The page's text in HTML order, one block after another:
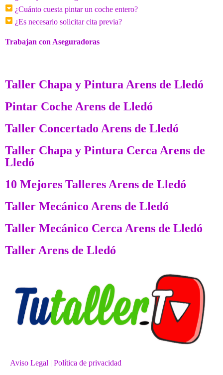
¿Cuánto cuesta pintar un coche entero?
¿Es necesario solicitar cita previa?
Trabajan con Aseguradoras
Taller Chapa y Pintura Arens de Lledó
Pintar Coche Arens de Lledó
Taller Concertado Arens de Lledó
Taller Chapa y Pintura Cerca Arens de
Lledó
10 Mejores Talleres Arens de Lledó
Taller Mecánico Arens de Lledó
Taller Mecánico Cerca Arens de Lledó
Taller Arens de Lledó
Aviso Legal | Política de privacidad